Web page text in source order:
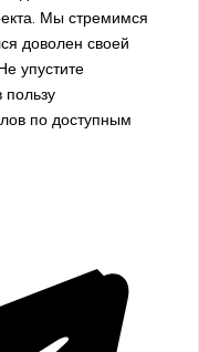
Мы стремимся
доволен своей
упустите
пользу
по доступным